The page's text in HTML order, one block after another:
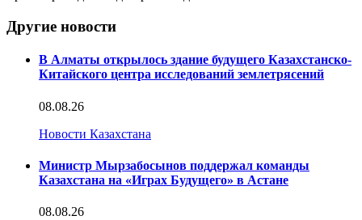
Другие новости
В Алматы открылось здание будущего Казахстанско-
Китайского центра исследований землетрясений
08.08.26
Новости Казахстана
Министр Мырзабосынов поддержал команды
Казахстана на «Играх Будущего» в Астане
08.08.26